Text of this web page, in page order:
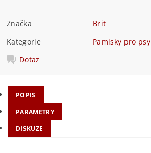
Značka
Brit
Kategorie
Pamlsky pro psy
Dotaz
POPIS
PARAMETRY
DISKUZE